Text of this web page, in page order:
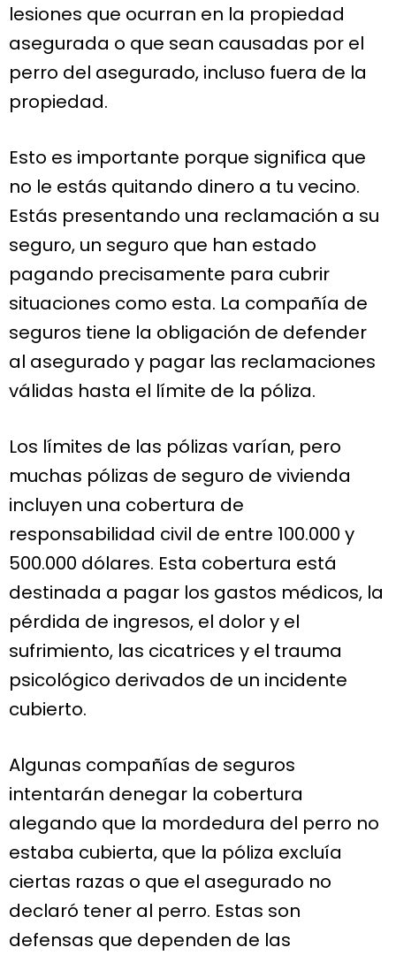
lesiones que ocurran en la propiedad
asegurada o que sean causadas por el
perro del asegurado, incluso fuera de la
propiedad.
Esto es importante porque significa que
no le estás quitando dinero a tu vecino.
Estás presentando una reclamación a su
seguro, un seguro que han estado
pagando precisamente para cubrir
situaciones como esta. La compañía de
seguros tiene la obligación de defender
al asegurado y pagar las reclamaciones
válidas hasta el límite de la póliza.
Los límites de las pólizas varían, pero
muchas pólizas de seguro de vivienda
incluyen una cobertura de
responsabilidad civil de entre 100.000 y
500.000 dólares. Esta cobertura está
destinada a pagar los gastos médicos, la
pérdida de ingresos, el dolor y el
sufrimiento, las cicatrices y el trauma
psicológico derivados de un incidente
cubierto.
Algunas compañías de seguros
intentarán denegar la cobertura
alegando que la mordedura del perro no
estaba cubierta, que la póliza excluía
ciertas razas o que el asegurado no
declaró tener al perro. Estas son
defensas que dependen de las